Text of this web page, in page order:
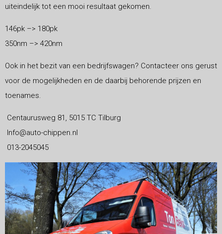
uiteindelijk tot een mooi resultaat gekomen.
146pk –> 180pk
350nm –> 420nm
Ook in het bezit van een bedrijfswagen? Contacteer ons gerust
voor de mogelijkheden en de daarbij behorende prijzen en
toenames.
Centaurusweg 81, 5015 TC Tilburg
Info@auto-chippen.nl
013-2045045